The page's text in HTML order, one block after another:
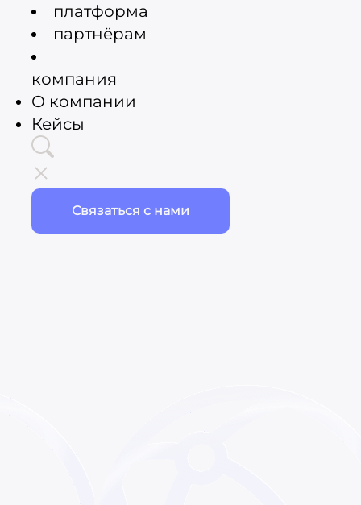
платформа
партнёрам
компания
О компании
Кейсы
Связаться с нами